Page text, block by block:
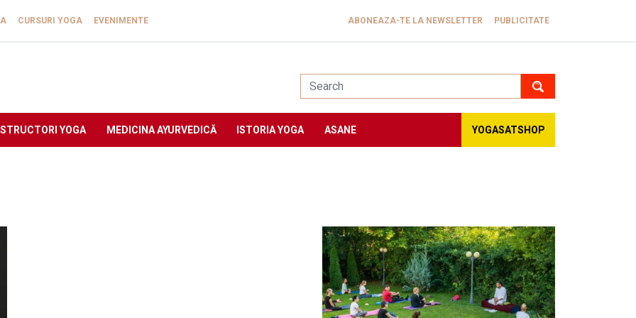
CURSURI YOGA EVENIMENTE ABONEAZA-TE LA NEWSLETTER PUBLICITATE
YOGA MEDICINA AYURVEDICĂ ISTORIA YOGA ASANE YOGASATSHOP
Image